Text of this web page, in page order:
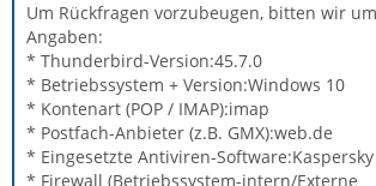
Um Rückfragen vorzubeugen, bitten wir
Angaben:
* Thunderbird-Version:45.7.0
* Betriebssystem + Version:Windows 10
* Kontenart (POP / IMAP):imap
* Postfach-Anbieter (z.B. GMX):web.de
* Eingesetzte Antiviren-Software:Kaspersky
* Firewall (Betriebssystem-intern/Externe